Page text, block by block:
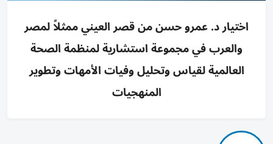
اختيار د. عمرو حسن من قصر العيني ممثلاً لمصر
والعرب في مجموعة استشارية لمنظمة الصحة
العالمية لقياس وتحليل وفيات الأمهات وتطوير
المنهجيات